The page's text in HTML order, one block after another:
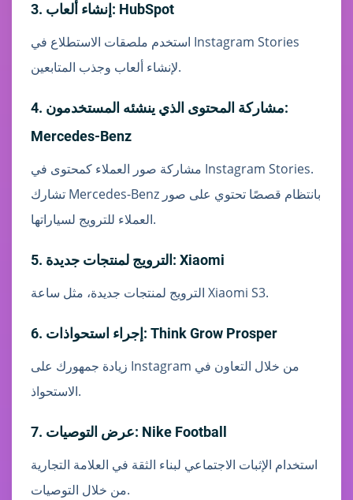
3. إنشاء ألعاب: HubSpot
استخدم ملصقات الاستطلاع في Instagram Stories
لإنشاء ألعاب وجذب المتابعين.
4. مشاركة المحتوى الذي ينشئه المستخدمون:
Mercedes-Benz
مشاركة صور العملاء كمحتوى في Instagram Stories.
تشارك Mercedes-Benz بانتظام قصصًا تحتوي على صور
العملاء للترويج لسياراتها.
5. الترويج لمنتجات جديدة: Xiaomi
الترويج لمنتجات جديدة، مثل ساعة Xiaomi S3.
6. إجراء استحواذات: Think Grow Prosper
زيادة جمهورك على Instagram من خلال التعاون في
الاستحواذ.
7. عرض التوصيات: Nike Football
استخدام الإثبات الاجتماعي لبناء الثقة في العلامة التجارية
من خلال التوصيات.